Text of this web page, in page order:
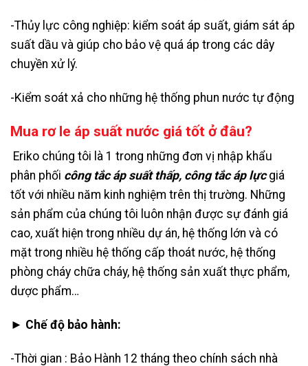
-Thủy lực công nghiệp: kiểm soát áp suất, giám sát áp
suất dầu và giúp cho bảo vệ quá áp trong các dây
chuyền xử lý.
-Kiểm soát xả cho những hệ thống phun nước tự động
Mua rơ le áp suất nước giá tốt ở đâu?
Eriko chúng tôi là 1 trong những đơn vị nhập khẩu
phân phối công tắc áp suất thấp, công tắc áp lựcgiá
tốt với nhiều năm kinh nghiệm trên thị trường. Những
sản phẩm của chúng tôi luôn nhận được sự đánh giá
cao, xuất hiện trong nhiều dự án, hệ thống lớn và có
mặt trong nhiều hệ thống cấp thoát nước, hệ thống
phòng cháy chữa cháy, hệ thống sản xuất thực phẩm,
dược phẩm…
► Chế độ bảo hành:
-Thời gian : Bảo Hành 12 tháng theo chính sách nhà